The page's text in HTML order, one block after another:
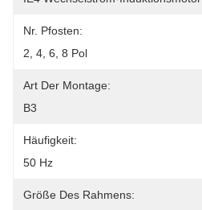
Nr. Pfosten:
2, 4, 6, 8 Pol
Art Der Montage:
B3
Häufigkeit:
50 Hz
Größe Des Rahmens: